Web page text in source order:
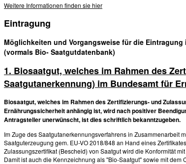
Weitere Informationen finden sie hier
Eintragung
Möglichkeiten und Vorgangsweise für die
(vormals Bio- Saatgutdatenbank)
1. Biosaatgut, welches im Rahmen des
Saatgutanerkennung) im Bundesamt für
Biosaatgut, welches im Rahmen des Zertifizierungs- und
Ernährungssicherheit anhängig ist, wird nach positiver
Antragsteller unerwünscht, ist dies schriftlich bekanntzugeben.
Im Zuge des Saatgutanerkennungsverfahrens in
Saatguterzeugung gem. EU-VO 2018/848 an Hand eines
Zulassungszertifikat (Bescheid) von Saatgut wird die Konformität
Damit ist auch die Kennzeichnung als "Bio-Saatgut" sowie mit